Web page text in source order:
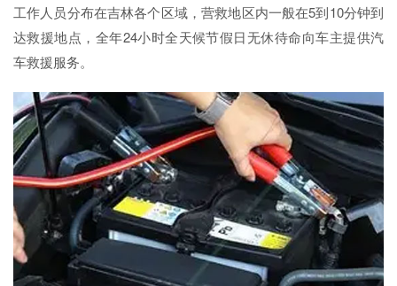
工作人员分布在吉林各个区域，营救地区内一般在5到10分钟到
达救援地点，全年24小时全天候节假日无休待命向车主提供汽
车救援服务。